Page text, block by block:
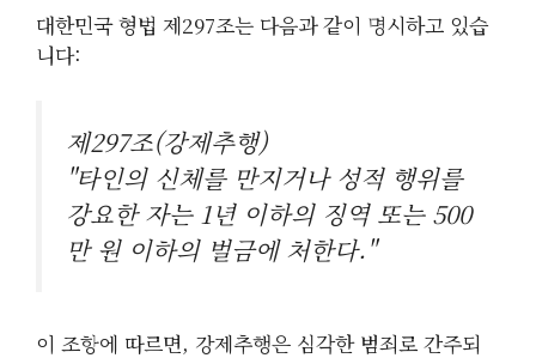
대한민국 형법 제297조는 다음과 같이 명시하고 있습
니다:
제297조(강제추행)
"타인의 신체를 만지거나 성적 행위를
강요한 자는 1년 이하의 징역 또는 500
만 원 이하의 벌금에 처한다."
이 조항에 따르면, 강제추행은 심각한 범죄로 간주되